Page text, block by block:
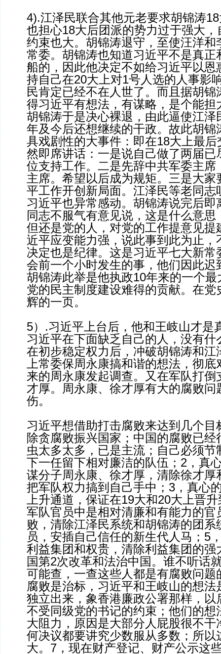
4).江泽民联合其他元老要求胡锦涛
也担心18大后团派的势力过于强大
约束也大。胡锦涛退守，至使汪洋和
常委。胡锦涛也知道习近平不是真正
船的，因此他决定不如给习近平以恩
持自己在20大上对1号人选的人事影
民肯定已经不在人世了。而且据胡锦
得习近平有想法，有谋略，是个能担
胡锦涛于是决心裸退，由此逼使江泽
年及今后还想继续的干政。故此胡锦
具戏剧性的大事件：即在18大上最
然即席讲话：一是说自己做了两届已
位支持工作。二是先辞中共军委主席
主席。希望以后成为规矩。三是大家
平工作开创新局面。江泽民等老同志
习近平也异常感动。胡锦涛说完后即
同志不服气有意见说，这是什么意思
但还是党的人，对党的工作提意见提
近平应变能力强，说此事到此为止，
决定也是纪律。这是习近平七大新常
会前一个小时发生的事，他们因此迟
胡锦涛此举是他执政10年来的一个
党的民主制度建设难得的贡献。在党
辉的一页。
5）.习近平上台后，他和王岐山才是
习近平在下面缺乏自己的人，没有什
在初步稳定权力后，冲破胡锦涛和江
上常委保周永康搞和谐的想法，彻
来的周永康发起调查。又在军队打倒
才厚。周永康、徐才厚有大的腐败问
伤。
习近平想借助打击腐败来达到几个目
除贪腐败振兴国家；中国的腐败已经
虫太多太多，已是主流；自己必须节
下一任留下相对廉洁的队伍；2，真
谋分子周永康、徐才厚，清除徐才厚
把军队权力搞到自己手中；3，真心
上升通道，保证在19大和20大上晋
军队官员中是相对清廉和有能力的官
败，清除江泽民系统和胡锦涛的团系
员，安插自己信任的新生代人马；5
利益集团和权贵，清除利益集团的强
国第2次改革和法治中国。谁不听话
可能查，一查这些人都是有腐败问题
腐败是治标，习近平和王岐山的想法
独立出来，象香港廉政公署那样，以
不受同级党的书记的约束；他们的想
大阻力，原因是大部分人屁股很不干
何决议都要讲究少数服从多数；所以
大。7，现在财产登记、财产公示这